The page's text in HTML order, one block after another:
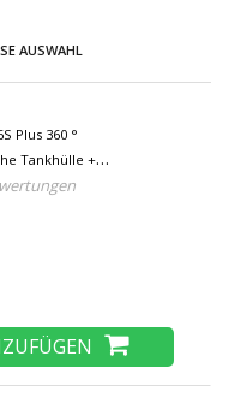
AUSWAHL
Plus 360 °
Tankhülle +
- Stoßfeste Abdeckung